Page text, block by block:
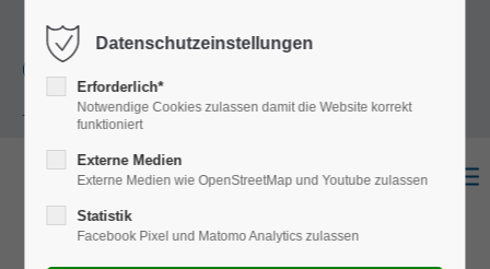
+49
(0)251 322 631
- 0
Datenschutzeinstellungen
Erforderlich*
Notwendige Cookies zulassen damit die Website korrekt
funktioniert
Externe Medien
Externe Medien wie OpenStreetMap und Youtube zulassen
Statistik
Facebook Pixel und Matomo Analytics zulassen